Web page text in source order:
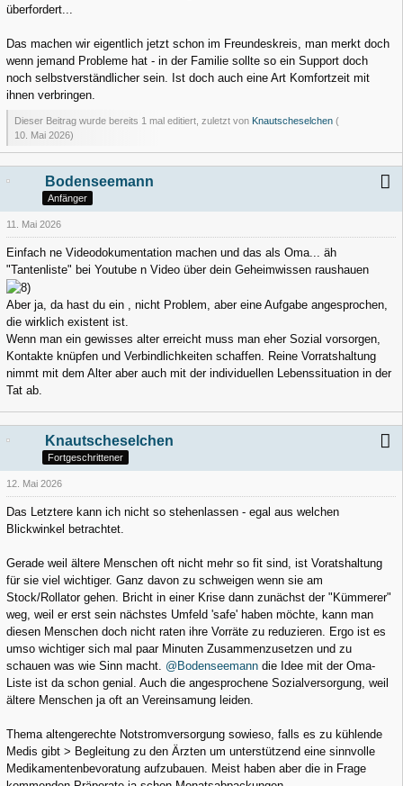
überfordert...
Das machen wir eigentlich jetzt schon im Freundeskreis, man merkt doch
wenn jemand Probleme hat - in der Familie sollte so ein Support doch
noch selbstverständlicher sein. Ist doch auch eine Art Komfortzeit mit
ihnen verbringen.
Dieser Beitrag wurde bereits 1 mal editiert, zuletzt von Knautscheselchen (
10. Mai 2026)
Bodenseemann
Anfänger
11. Mai 2026
Einfach ne Videodokumentation machen und das als Oma... äh
"Tantenliste" bei Youtube n Video über dein Geheimwissen raushauen
Aber ja, da hast du ein , nicht Problem, aber eine Aufgabe angesprochen,
die wirklich existent ist.
Wenn man ein gewisses alter erreicht muss man eher Sozial vorsorgen,
Kontakte knüpfen und Verbindlichkeiten schaffen. Reine Vorratshaltung
nimmt mit dem Alter aber auch mit der individuellen Lebenssituation in der
Tat ab.
Knautscheselchen
Fortgeschrittener
12. Mai 2026
Das Letztere kann ich nicht so stehenlassen - egal aus welchen
Blickwinkel betrachtet.
Gerade weil ältere Menschen oft nicht mehr so fit sind, ist Voratshaltung
für sie viel wichtiger. Ganz davon zu schweigen wenn sie am
Stock/Rollator gehen. Bricht in einer Krise dann zunächst der "Kümmerer"
weg, weil er erst sein nächstes Umfeld 'safe' haben möchte, kann man
diesen Menschen doch nicht raten ihre Vorräte zu reduzieren. Ergo ist es
umso wichtiger sich mal paar Minuten Zusammenzusetzen und zu
schauen was wie Sinn macht. @Bodenseemann die Idee mit der Oma-
Liste ist da schon genial. Auch die angesprochene Sozialversorgung, weil
ältere Menschen ja oft an Vereinsamung leiden.
Thema altengerechte Notstromversorgung sowieso, falls es zu kühlende
Medis gibt > Begleitung zu den Ärzten um unterstützend eine sinnvolle
Medikamentenbevoratung aufzubauen. Meist haben aber die in Frage